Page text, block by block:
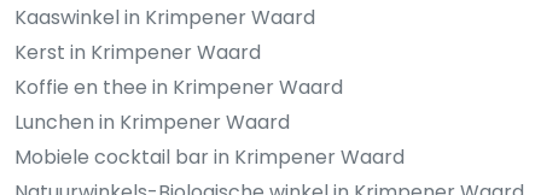
Kaaswinkel in Krimpener Waard
Kerst in Krimpener Waard
Koffie en thee in Krimpener Waard
Lunchen in Krimpener Waard
Mobiele cocktail bar in Krimpener Waard